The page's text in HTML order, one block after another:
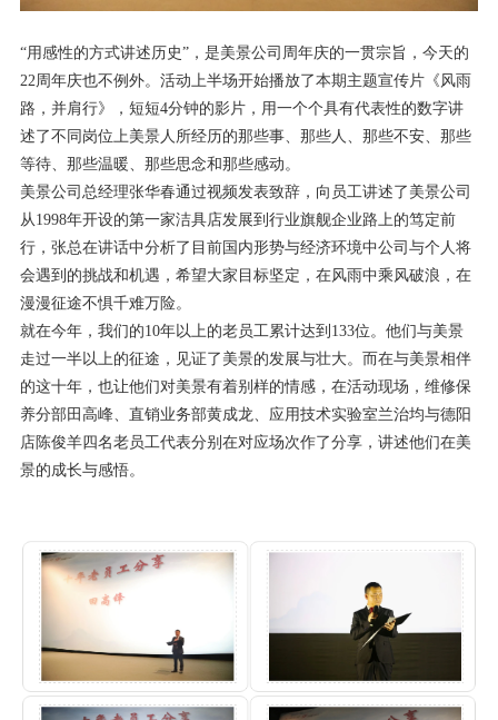
“用感性的方式讲述历史”，是美景公司周年庆的一贯宗旨，今天的
22 周年庆也不例外。活动上半场开始播放了本期主题宣传片《风雨
路，并肩行》，短短4分钟的影片，用一个个具有代表性的数字讲
述了不同岗位上美景人所经历的那些事、那些人、那些不安、那些
等待、那些温暖、那些思念和那些感动。
美景公司总经理张华春通过视频发表致辞，向员工讲述了美景公司
从 1998年开设的第一家洁具店发展到行业旗舰企业路上的笃定前
行，张总在讲话中分析了目前国内形势与经济环境中公司与个人将
会遇到的挑战和机遇，希望大家目标坚定，在风雨中乘风破浪，在
漫漫征途不惧千难万险。
就在今年，我们的10年以上的老员工累计达到 133位。他们与美景
走过一半以上的征途，见证了美景的发展与壮大。而在与美景相伴
的这十年，也让他们对美景有着别样的情感，在活动现场，维修保
养分部田高峰、直销业务部黄成龙、应用技术实验室兰治均与德阳
店陈俊羊四名老员工代表分别在对应场次作了分享，讲述他们在美
景的成长与感悟。